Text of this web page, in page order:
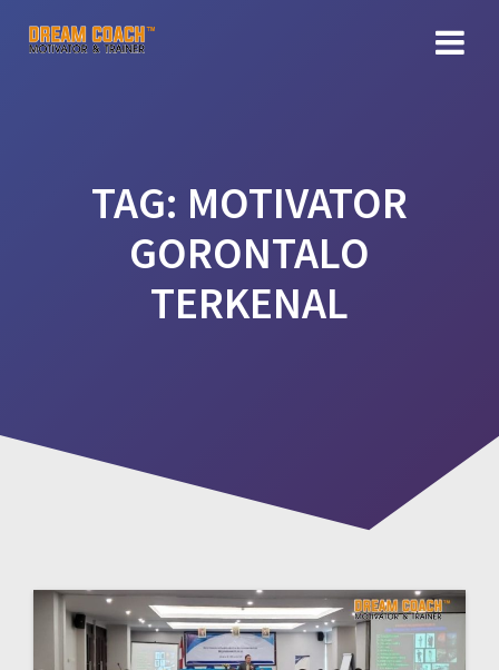
TAG: MOTIVATOR
GORONTALO
TERKENAL